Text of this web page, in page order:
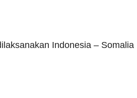
Indonesia – Somalia